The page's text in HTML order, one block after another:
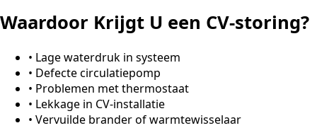
Waardoor Krijgt U een CV-storing?
• Lage waterdruk in systeem
• Defecte circulatiepomp
• Problemen met thermostaat
• Lekkage in CV-installatie
• Vervuilde brander of warmtewisselaar